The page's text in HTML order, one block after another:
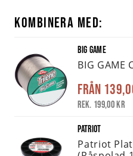
KOMBINERA MED:
BIG GAME
BIG GAME
Från
Rek. 199,00 kr
PATRIOT
Patriot